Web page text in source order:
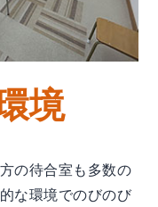
境
の待合室も多数の
な環境でのびのび